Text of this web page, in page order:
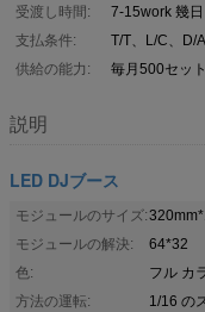
受渡し時間:
7-15work 幾日
支払条件:
T/T、L/C、D/A
供給の能力:
毎月500セット
説明
LED DJブース
モジュールのサイズ:
モジュールの解決:
64*32
色:
フル カ
方法の運転:
1/16 の